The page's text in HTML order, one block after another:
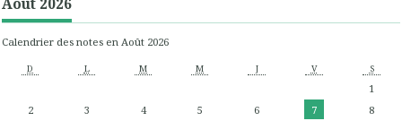
Calendrier des notes en Août 2026
D L M M J V S
1
2
3 4 5 6 7
8